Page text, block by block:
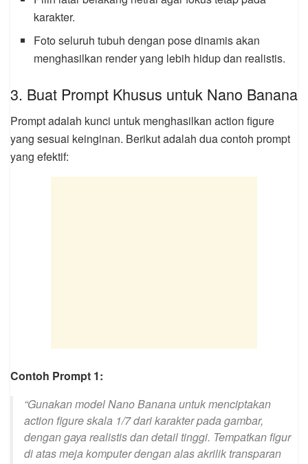
karakter.
Foto seluruh tubuh dengan pose dinamis akan
menghasilkan render yang lebih hidup dan realistis.
3. Buat Prompt Khusus untuk Nano Banana
Prompt adalah kunci untuk menghasilkan action figure
yang sesuai keinginan. Berikut adalah dua contoh prompt
yang efektif:
Contoh Prompt 1:
“Gunakan model Nano Banana untuk menciptakan
action figure skala 1/7 dari karakter pada gambar,
dengan gaya realistis dan detail tinggi. Tempatkan figur
di atas meja komputer dengan alas akrilik transparan